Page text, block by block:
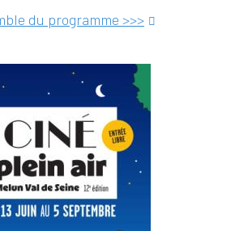
du programme >>>